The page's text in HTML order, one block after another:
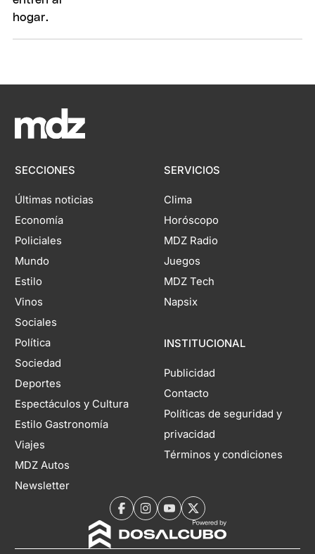
SECCIONES
Últimas noticias
Economía
Policiales
Mundo
Estilo
Vinos
Sociales
Política
Sociedad
Deportes
Espectáculos y Cultura
Estilo Gastronomía
Viajes
MDZ Autos
Newsletter
SERVICIOS
Clima
Horóscopo
MDZ Radio
Juegos
MDZ Tech
Napsix
INSTITUCIONAL
Publicidad
Contacto
Políticas de seguridad y
privacidad
Términos y condiciones